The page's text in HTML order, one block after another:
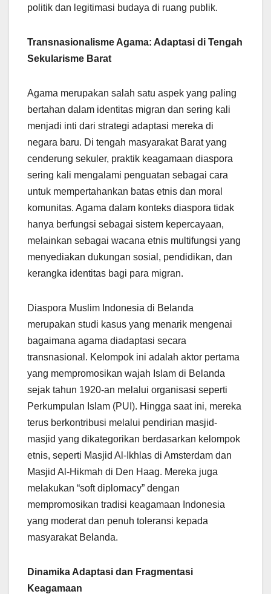
politik dan legitimasi budaya di ruang publik.
Transnasionalisme Agama: Adaptasi di Tengah
Sekularisme Barat
Agama merupakan salah satu aspek yang paling
bertahan dalam identitas migran dan sering kali
menjadi inti dari strategi adaptasi mereka di
negara baru. Di tengah masyarakat Barat yang
cenderung sekuler, praktik keagamaan diaspora
sering kali mengalami penguatan sebagai cara
untuk mempertahankan batas etnis dan moral
komunitas. Agama dalam konteks diaspora tidak
hanya berfungsi sebagai sistem kepercayaan,
melainkan sebagai wacana etnis multifungsi yang
menyediakan dukungan sosial, pendidikan, dan
kerangka identitas bagi para migran.
Diaspora Muslim Indonesia di Belanda
merupakan studi kasus yang menarik mengenai
bagaimana agama diadaptasi secara
transnasional. Kelompok ini adalah aktor pertama
yang mempromosikan wajah Islam di Belanda
sejak tahun 1920-an melalui organisasi seperti
Perkumpulan Islam (PUI). Hingga saat ini, mereka
terus berkontribusi melalui pendirian masjid-
masjid yang dikategorikan berdasarkan kelompok
etnis, seperti Masjid Al-Ikhlas di Amsterdam dan
Masjid Al-Hikmah di Den Haag. Mereka juga
melakukan “soft diplomacy” dengan
mempromosikan tradisi keagamaan Indonesia
yang moderat dan penuh toleransi kepada
masyarakat Belanda.
Dinamika Adaptasi dan Fragmentasi
Keagamaan